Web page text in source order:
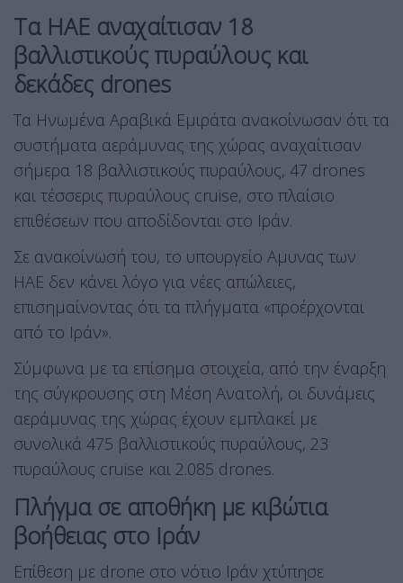
Τα ΗΑΕ αναχαίτισαν 18
βαλλιστικούς πυραύλους και
δεκάδες drones
Τα Ηνωμένα Αραβικά Εμιράτα ανακοίνωσαν ότι τα
συστήματα αεράμυνας της χώρας αναχαίτισαν
σήμερα 18 βαλλιστικούς πυραύλους, 47 drones
και τέσσερις πυραύλους cruise, στο πλαίσιο
επιθέσεων που αποδίδονται στο Ιράν.
Σε ανακοίνωσή του, το υπουργείο Aμυνας των
ΗΑΕ δεν κάνει λόγο για νέες απώλειες,
επισημαίνοντας ότι τα πλήγματα «προέρχονται
από το Ιράν».
Σύμφωνα με τα επίσημα στοιχεία, από την έναρξη
της σύγκρουσης στη Μέση Ανατολή, οι δυνάμεις
αεράμυνας της χώρας έχουν εμπλακεί με
συνολικά 475 βαλλιστικούς πυραύλους, 23
πυραύλους cruise και 2.085 drones.
Πλήγμα σε αποθήκη με κιβώτια
βοήθειας στο Ιράν
Επίθεση με drone στο νότιο Ιράν χτύπησε